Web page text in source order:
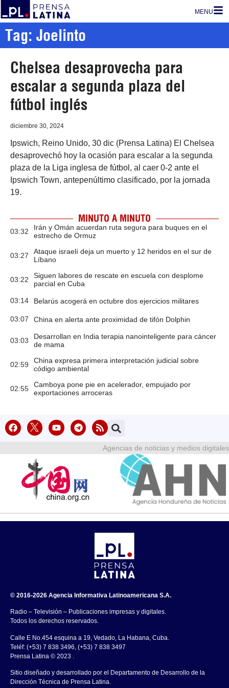
MENU
Tag: Joelinto
Chelsea desaprovecha para
escalar a segunda plaza del
fútbol inglés
diciembre 30, 2024
Ipswich, Reino Unido, 30 dic (Prensa Latina) El Chelsea
desaprovechó hoy la ocasión para escalar a la segunda
plaza de la Liga inglesa de fútbol, al caer 0-2 ante el
Ipswich Town, antepenúltimo clasificado, por la jornada
19.
MINUTO A MINUTO
03:32
Irán y Omán acuerdan ruta segura para buques en el
estrecho de Ormuz
03:27
Ataque israelí deja un muerto y 12 heridos en el sur de
Líbano
03:22
Siguen labores de rescate en escuela con desplome
parcial en Cuba
03:14 Belarús acogerá en octubre dos ejercicios militares
03:07 China en alerta ante proximidad de tifón Dolphin
03:03
Desarrollan en India terapia nanointeligente para cáncer
de mama
02:59
China expresa primera interpretación judicial sobre
código ambiental
02:55
Camboya pone pie en acelerador, empujado por
exportaciones arroceras
Agencias de noticias y medios digitales
© 2016-2026 Agencia Informativa Latinoamericana S.A.
Radio – Televisión – Publicaciones impresas y digitales.
Todos los derechos reservados.
Calle E No.454 esquina a 19, Vedado, La Habana, Cuba.
Teléf: (+53) 7 838 3496, (+53) 7 838 3497
Prensa Latina © 2023 .
Sitio diseñado y desarrollado por el Departamento de Desarrollo de la
Dirección Técnica de Prensa Latina.